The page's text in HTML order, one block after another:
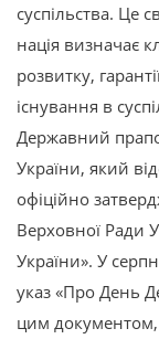
суспільства. Це
нація визначає
розвитку,
існування в
Державний
України, який
офіційно
Верховної Ради
України». У
указ «Про День
цим документом,